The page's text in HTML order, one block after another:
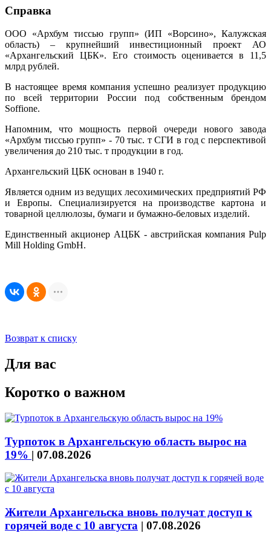
Справка
ООО «Архбум тиссью групп» (ИП «Ворсино», Калужская
область) – крупнейший инвестиционный проект АО
«Архангельский ЦБК». Его стоимость оценивается в 11,5
млрд рублей.
В настоящее время компания успешно реализует продукцию
по всей территории России под собственным брендом
Soffione.
Напомним, что мощность первой очереди нового завода
«Архбум тиссью групп» - 70 тыс. т СГИ в год с перспективой
увеличения до 210 тыс. т продукции в год.
Архангельский ЦБК основан в 1940 г.
Является одним из ведущих лесохимических предприятий РФ
и Европы. Специализируется на производстве картона и
товарной целлюлозы, бумаги и бумажно-беловых изделий.
Единственный акционер АЦБК - австрийская компания Pulp
Mill Holding GmbH.
Возврат к списку
Для вас
Коротко о важном
Турпоток в Архангельскую область вырос на
19% | 07.08.2026
Жители Архангельска вновь получат доступ к
горячей воде с 10 августа | 07.08.2026